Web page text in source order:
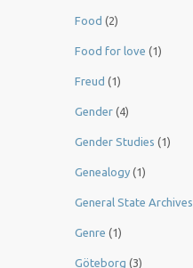
Food (2)
Food for love (1)
Freud (1)
Gender (4)
Gender Studies (1)
Genealogy (1)
General State Archives
Genre (1)
Göteborg (3)